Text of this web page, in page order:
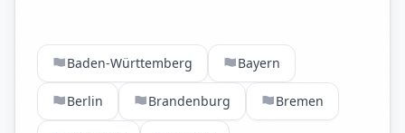
Baden-Württemberg Bayern
Berlin Brandenburg Bremen